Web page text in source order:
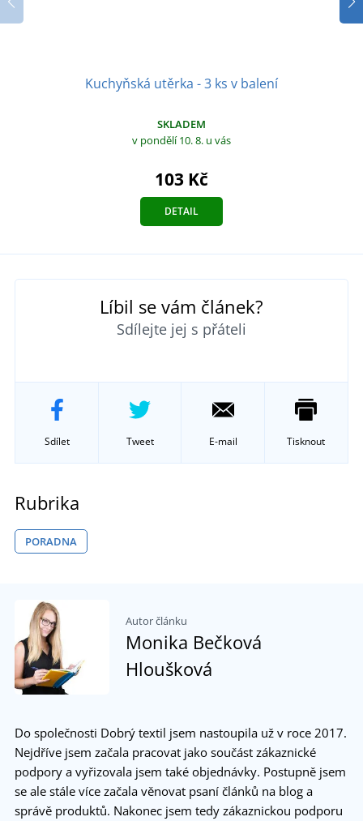
Kuchyňská utěrka - 3 ks v balení
SKLADEM
v pondělí 10. 8. u vás
103 Kč
DETAIL
Líbil se vám článek?
Sdílejte jej s přáteli
Sdílet Tweet E-mail Tisknout
Rubrika
PORADNA
Autor článku
Monika Bečková
Hloušková
Do společnosti Dobrý textil jsem nastoupila už v roce 2017.
Nejdříve jsem začala pracovat jako součást zákaznické
podpory a vyřizovala jsem také objednávky. Postupně jsem
se ale stále více začala věnovat psaní článků na blog a
správě produktů. Nakonec jsem tedy zákaznickou podporu